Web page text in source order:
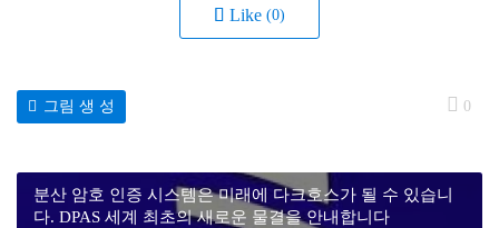
Like (0)
0
그림 생 성
분산 암호 인증 시스템은 미래에 다크호스가 될 수 있습니
다. DPAS 세계 최초의 새로운 물결을 안내합니다